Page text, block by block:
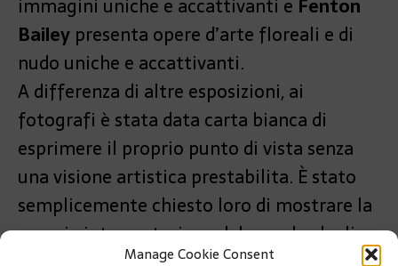
Manage Cookie Consent
immagini uniche e accattivanti e Fenton
Bailey presenta opere d’arte floreali e di
nudo uniche e accattivanti.
A differenza di altre esposizioni, ai
fotografi è stata data carta bianca di
esprimere il proprio punto di vista senza
una visione artistica prestabilita. È stato
semplicemente chiesto loro di mostrare la
propria interpretazione del mondo che li